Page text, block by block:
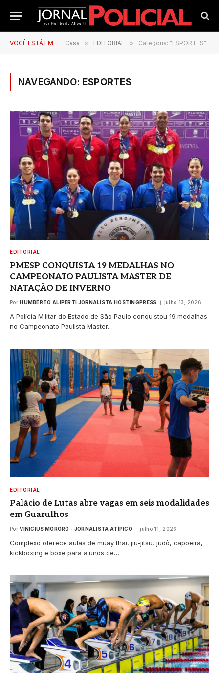
VOCÊ ESTÁ EM: Casa » EDITORIAL » Categoria: "ESPORTES"
NAVEGANDO: ESPORTES
EDITORIAL
PMESP CONQUISTA 19 MEDALHAS NO
CAMPEONATO PAULISTA MASTER DE
NATAÇÃO DE INVERNO
Por HUMBERTO ALIPERTI JORNALISTA HOSTINGPRESS julho 13, 2026
A Polícia Militar do Estado de São Paulo conquistou 19 medalhas
no Campeonato Paulista Master…
EDITORIAL
Palácio de Lutas abre vagas em seis modalidades
em Guarulhos
Por VINICIUS MORORÓ - JORNALISTA ATÍPICO julho 11, 2026
Complexo oferece aulas de muay thai, jiu-jitsu, judô, capoeira,
kickboxing e boxe para alunos de…